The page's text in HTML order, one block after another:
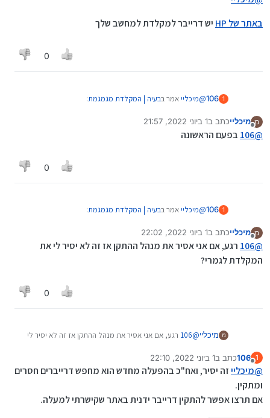
באתר של HP
יש דרייבר למקלדת למחשב שלך
0
1
106
@מיכלייאמר בבעיה | המקלדת מגמגמת:
HP EliteBook 820 G3
תפתחו מנהל ההתקנים קליק ימני על הדרייבר של המקלדת,
מ
מנותק
מיכלייכתב ב1 ביוני 2022, 21:57
נערך לאחרונה על ידי
@
106 בפעם הראשונה
0
1
106
@מיכלייאמר בבעיה | המקלדת מגמגמת:
HP EliteBook 820 G3
אגב, צריך להפעיל לחץ כל הקלדה מחדש - או רק בפעם
מ
מנותק
מיכלייכתב ב1 ביוני 2022, 22:02
נערך לאחרונה על ידי
@
106 רגע, אם אני אסיר את מנהל ההתקן אז זה לא יסיר לי את
המקלדת לגמרי?
0
מ מיכליי@
106 רגע, אם אני אסיר את מנהל ההתקן אז זה לא יסיר לי
1
מנותק
106כתב ב1 ביוני 2022, 22:10
נערך לאחרונה על ידי
@מיכלייזה יסיר, ואח"כ בהפעלה מחדש הוא מחפש דרייברים חסרים
ומתקין.
אם תרצו אפשר להתקין דרייבר ידנית באתר שקישרתי למעלה.